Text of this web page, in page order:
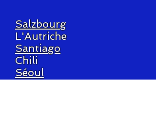
Salzbourg
L'Autriche
Santiago
Chili
Séoul